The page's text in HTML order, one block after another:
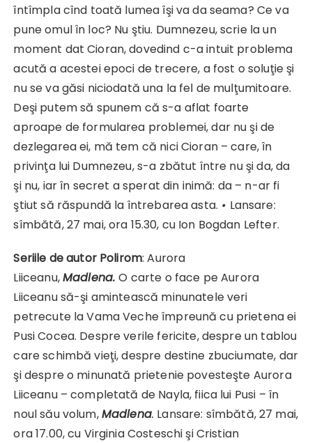
întîmpla cînd toată lumea îşi va da seama? Ce va
pune omul în loc? Nu ştiu. Dumnezeu, scrie la un
moment dat Cioran, dovedind c-a intuit problema
acută a acestei epoci de trecere, a fost o soluţie şi
nu se va găsi niciodată una la fel de mulţumitoare.
Deşi putem să spunem că s-a aflat foarte
aproape de formularea problemei, dar nu şi de
dezlegarea ei, mă tem că nici Cioran – care, în
privinţa lui Dumnezeu, s-a zbătut între nu şi da, da
şi nu, iar în secret a sperat din inimă: da – n-ar fi
ştiut să răspundă la întrebarea asta. • Lansare:
sîmbătă, 27 mai, ora 15.30, cu Ion Bogdan Lefter.
Seriile de autor Polirom: Aurora
Liiceanu,Madlena.O carte o face pe Aurora
Liiceanu să-şi amintească minunatele veri
petrecute la Vama Veche împreună cu prietena ei
Pusi Cocea. Despre verile fericite, despre un tablou
care schimbă vieţi, despre destine zbuciumate, dar
şi despre o minunată prietenie povesteşte Aurora
Liiceanu – completată de Nayla, fiica lui Pusi – în
noul său volum,Madlena. Lansare: sîmbătă, 27 mai,
ora 17.00, cu Virginia Costeschi şi Cristian